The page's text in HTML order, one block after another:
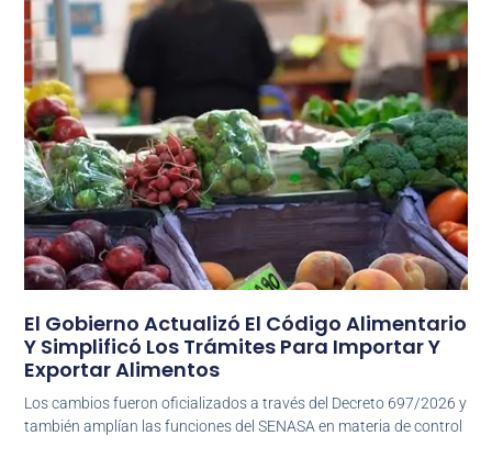
El Gobierno Actualizó El Código Alimentario
Y Simplificó Los Trámites Para Importar Y
Exportar Alimentos
Los cambios fueron oficializados a través del Decreto 697/2026 y
también amplían las funciones del SENASA en materia de control